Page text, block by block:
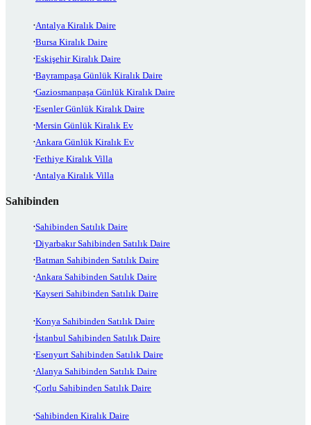
Antalya Kiralık Daire
Bursa Kiralık Daire
Eskişehir Kiralık Daire
Bayrampaşa Günlük Kiralık Daire
Gaziosmanpaşa Günlük Kiralık Daire
Esenler Günlük Kiralık Daire
Mersin Günlük Kiralık Ev
Ankara Günlük Kiralık Ev
Fethiye Kiralık Villa
Antalya Kiralık Villa
Sahibinden
Sahibinden Satılık Daire
Diyarbakır Sahibinden Satılık Daire
Batman Sahibinden Satılık Daire
Ankara Sahibinden Satılık Daire
Kayseri Sahibinden Satılık Daire
Konya Sahibinden Satılık Daire
İstanbul Sahibinden Satılık Daire
Esenyurt Sahibinden Satılık Daire
Alanya Sahibinden Satılık Daire
Çorlu Sahibinden Satılık Daire
Sahibinden Kiralık Daire